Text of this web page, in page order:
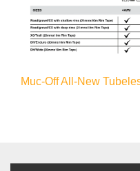
Muc-Off All-New